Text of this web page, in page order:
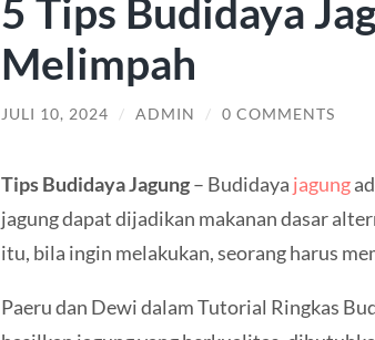
5 Tips Budidaya
Melimpah
JULI 10, 2024 / ADMIN / 0 COMMENTS
Tips Budidaya Jagung– Budidaya jagung
jagung dapat dijadikan makanan dasar
itu, bila ingin melakukan, seorang harus
Paeru dan Dewi dalam Tutorial Ringkas